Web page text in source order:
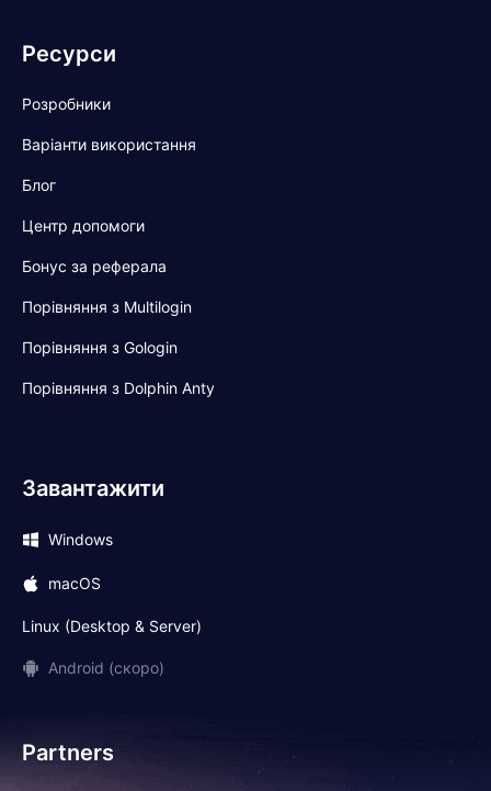
Ресурси
Розробники
Варіанти використання
Блог
Центр допомоги
Бонус за реферала
Порівняння з Multilogin
Порівняння з Gologin
Порівняння з Dolphin Anty
Завантажити
Windows
macOS
Linux (Desktop & Server)
Android (скоро)
Partners